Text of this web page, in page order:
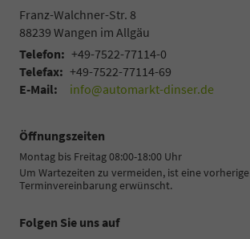
Franz-Walchner-Str. 8
88239 Wangen im Allgäu
Telefon: +49-7522-77114-0
Telefax: +49-7522-77114-69
E-Mail:
info@automarkt-dinser.de
Öffnungszeiten
Montag bis Freitag 08:00-18:00 Uhr
Um Wartezeiten zu vermeiden, ist eine vorherige
Terminvereinbarung erwünscht.
Folgen Sie uns auf